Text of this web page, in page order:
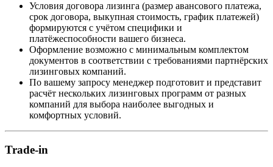
Условия договора лизинга (размер авансового платежа,
срок договора, выкупная стоимость, график платежей)
формируются с учётом специфики и
платёжеспособности вашего бизнеса.
Оформление возможно с минимальным комплектом
документов в соответствии с требованиями партнёрских
лизинговых компаний.
По вашему запросу менеджер подготовит и представит
расчёт нескольких лизинговых программ от разных
компаний для выбора наиболее выгодных и
комфортных условий.
Trade-in